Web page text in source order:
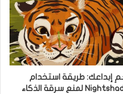
إبداعك: طريقة استخدام
Nightshade لمنع سرقة الذكاء